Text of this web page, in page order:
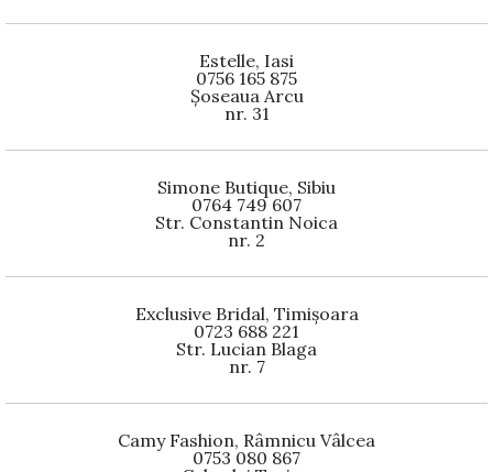
Estelle, Iasi
0756 165 875
Șoseaua Arcu
nr. 31
Simone Butique, Sibiu
0764 749 607
Str. Constantin Noica
nr. 2
Exclusive Bridal, Timișoara
0723 688 221
Str. Lucian Blaga
nr. 7
Camy Fashion, Râmnicu Vâlcea
0753 080 867